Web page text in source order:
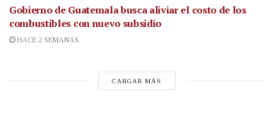
Gobierno de Guatemala busca aliviar el costo de los
combustibles con nuevo subsidio
HACE 2 SEMANAS
CARGAR MÁS